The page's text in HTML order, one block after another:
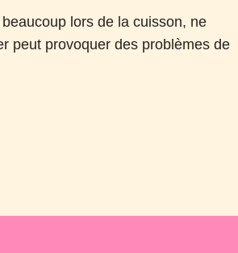
lors de la cuisson, ne
peut provoquer des problèmes de